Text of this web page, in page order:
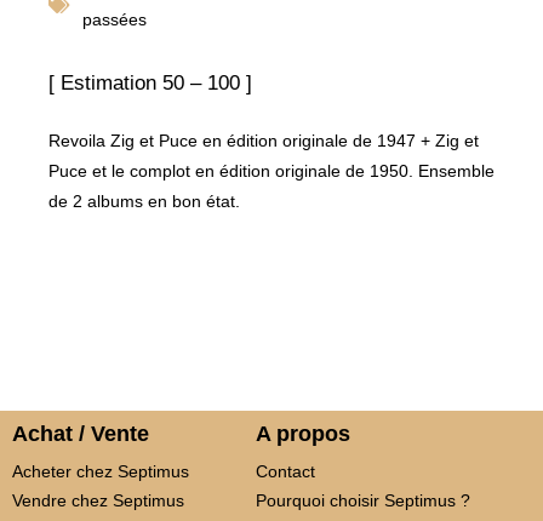
passées
[ Estimation 50 – 100 ]
Revoila Zig et Puce en édition originale de 1947 + Zig et
Puce et le complot en édition originale de 1950. Ensemble
de 2 albums en bon état.
Achat / Vente
Acheter chez Septimus
Vendre chez Septimus
A propos
Contact
Pourquoi choisir Septimus ?